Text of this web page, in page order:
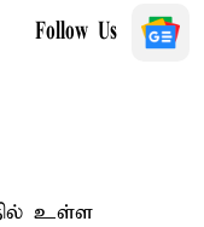
Follow Us
உள்ள